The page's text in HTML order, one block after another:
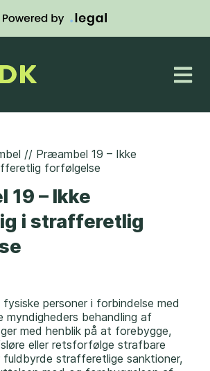
// Præambel 19 – Ikke
forfølgelse
19 – Ikke
i strafferetlig
personer i forbindelse med
myndigheders behandling af
med henblik på at forebygge,
eller retsforfølge strafbare
fuldbyrde strafferetlige sanktioner,